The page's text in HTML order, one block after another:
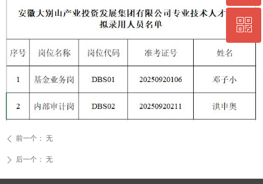
ꄴ 前一个： 无
ꄲ 后一个： 无
0564-5330860
ꀥ